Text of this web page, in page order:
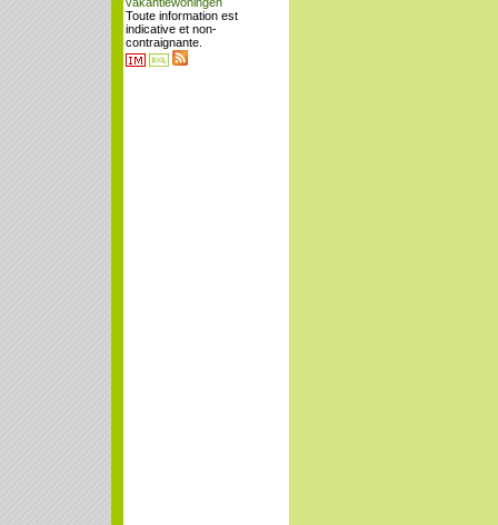
Toute information est
indicative et non-
contraignante.